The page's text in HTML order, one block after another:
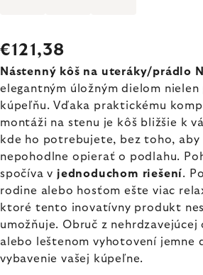
€121,38
Nástenný kôš na uteráky/prádlo
elegantným úložným dielom nielen
kúpeľňu. Vďaka praktickému
montáži na stenu je kôš bližšie k
kde ho potrebujete, bez toho, aby
nepohodlne opierať o podlahu.
spočíva v jednoduchom riešení.
rodine alebo hosťom ešte viac
ktoré tento inovatívny produkt
umožňuje. Obruč z nehrdzavejúcej
alebo leštenom vyhotovení jemne
vybavenie vašej kúpeľne.